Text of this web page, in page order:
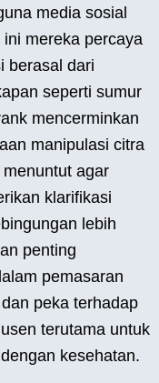
media sosial
mereka percaya
berasal dari
seperti sumur
mencerminkan
manipulasi citra
agar
klarifikasi
lebih
penting
pemasaran
peka terhadap
terutama untuk
kesehatan.